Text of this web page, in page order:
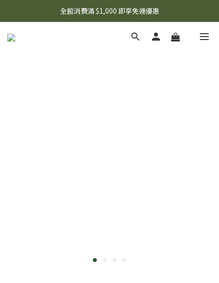
🌟 想知道現在有什麼優惠嗎？ 點擊查看最新優惠！
全館消費滿 $1,000 即享免運優惠
🌟 想知道現在有什麼優惠嗎？ 點擊查看最新優惠！